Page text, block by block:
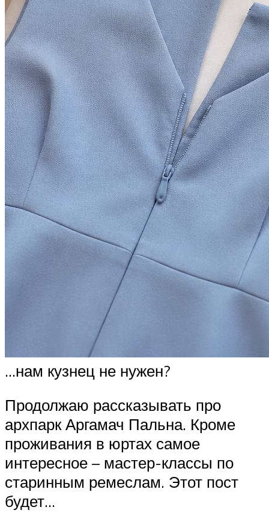
…нам кузнец не нужен?
Продолжаю рассказывать про
архпарк Аргамач Пальна. Кроме
проживания в юртах самое
интересное – мастер-классы по
старинным ремеслам. Этот пост
будет…